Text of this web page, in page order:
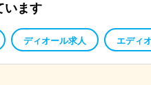
います
ディオール求人 エディ